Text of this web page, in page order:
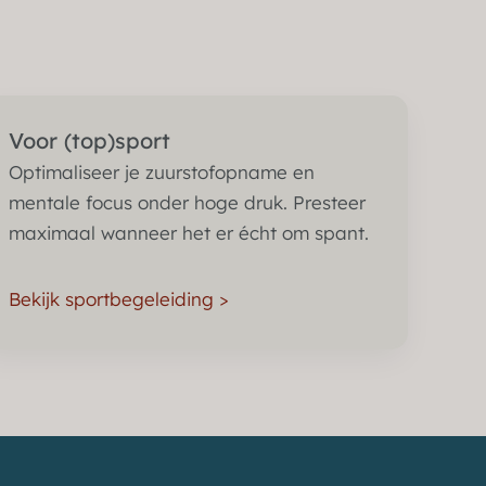
Voor (top)sport
Optimaliseer je zuurstofopname en
mentale focus onder hoge druk. Presteer
maximaal wanneer het er écht om spant.
Bekijk sportbegeleiding >